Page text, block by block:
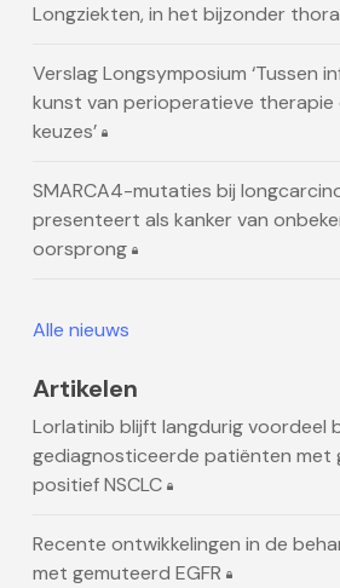
Longziekten, in het bijzonder
Verslag Longsymposium ‘Tussen
kunst van perioperatieve therapie
keuzes’
SMARCA4-mutaties bij
presenteert als kanker van
oorsprong
Alle nieuws
Artikelen
Lorlatinib blijft langdurig voordeel
gediagnosticeerde patiënten met
positief NSCLC
Recente ontwikkelingen in de
met gemuteerd EGFR